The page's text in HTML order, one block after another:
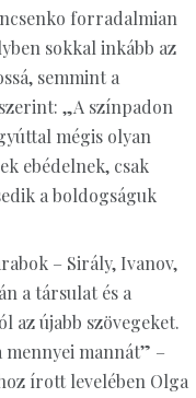
forradalmian
sokkal inkább az
semmint a
„A színpadon
mégis olyan
ebédelnek, csak
a boldogságuk
– Sirály, Ivanov,
a társulat és a
az újabb szövegeket.
mannát” –
írott levelében Olga